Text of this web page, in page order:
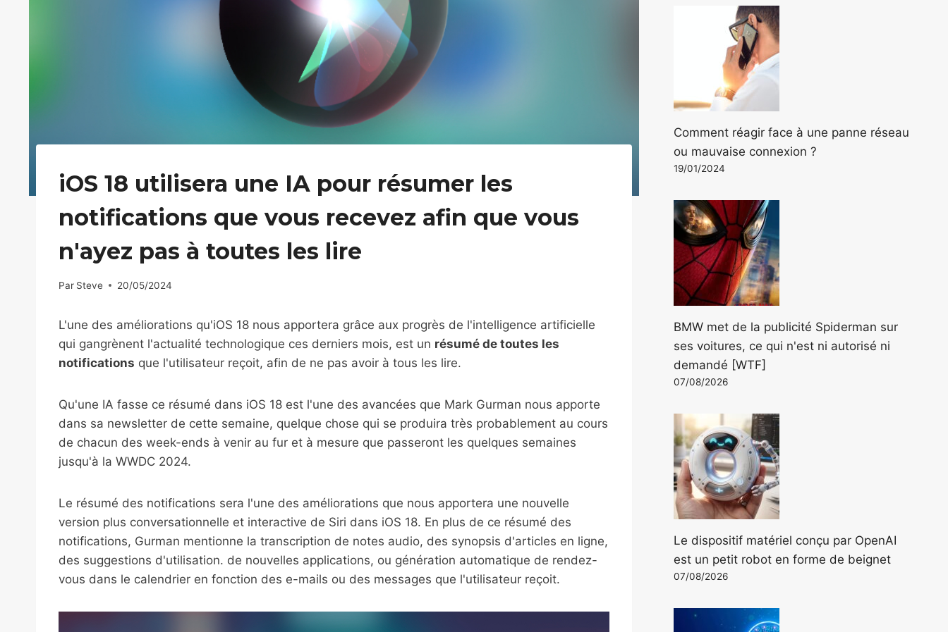
iOS 18 utilisera une IA pour résumer les
notifications que vous recevez afin que vous
n'ayez pas à toutes les lire
Par Steve 20/05/2024
L'une des améliorations qu'iOS 18 nous apportera grâce aux progrès de l'intelligence artificielle
qui gangrènent l'actualité technologique ces derniers mois, est un résumé de toutes les
notifications que l'utilisateur reçoit, afin de ne pas avoir à tous les lire.
Qu'une IA fasse ce résumé dans iOS 18 est l'une des avancées que Mark Gurman nous apporte
dans sa newsletter de cette semaine, quelque chose qui se produira très probablement au cours
de chacun des week-ends à venir au fur et à mesure que passeront les quelques semaines
jusqu'à la WWDC 2024.
Le résumé des notifications sera l'une des améliorations que nous apportera une nouvelle
version plus conversationnelle et interactive de Siri dans iOS 18. En plus de ce résumé des
notifications, Gurman mentionne la transcription de notes audio, des synopsis d'articles en ligne,
des suggestions d'utilisation. de nouvelles applications, ou génération automatique de rendez-
vous dans le calendrier en fonction des e-mails ou des messages que l'utilisateur reçoit.
Comment réagir face à une panne réseau
ou mauvaise connexion ?
19/01/2024
BMW met de la publicité Spiderman sur
ses voitures, ce qui n'est ni autorisé ni
demandé [WTF]
07/08/2026
Le dispositif matériel conçu par OpenAI
est un petit robot en forme de beignet
07/08/2026